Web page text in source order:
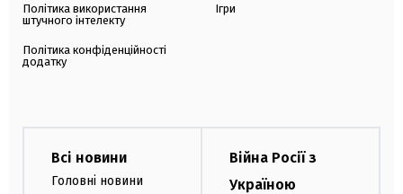
Політика використання
штучного інтелекту
Політика конфіденційності
додатку
Ігри
Всі новини
Головні новини
Війна Росії з
Україною